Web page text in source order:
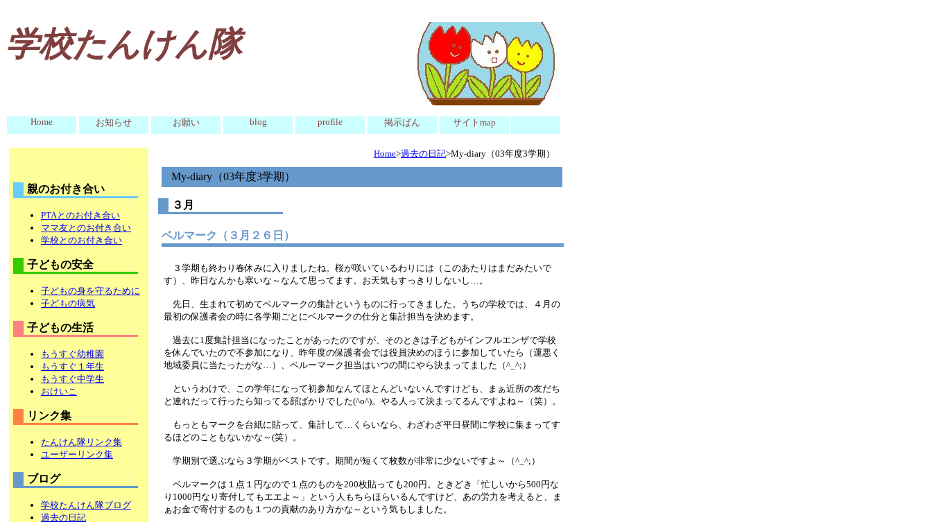
学校たんけん隊
Home お知らせ お願い blog profile 掲示ばん サイトmap
親のお付き合い
PTAとのお付き合い
ママ友とのお付き合い
学校とのお付き合い
子どもの安全
子どもの身を守るために
子どもの病気
子どもの生活
もうすぐ幼稚園
もうすぐ１年生
もうすぐ中学生
おけいこ
リンク集
たんけん隊リンク集
ユーザーリンク集
ブログ
学校たんけん隊ブログ
過去の日記
Home>過去の日記>My-diary（03年度3学期）
My-diary（03年度3学期）
３月
ベルマーク（３月２６日）
３学期も終わり春休みに入りましたね。桜が咲いているわりには（このあたりはまだみたいで
す）、昨日なんかも寒いな～なんて思ってます。お天気もすっきりしないし…。
先日、生まれて初めてベルマークの集計というものに行ってきました。うちの学校では、４月の
最初の保護者会の時に各学期ごとにベルマークの仕分と集計担当を決めます。
過去に1度集計担当になったことがあったのですが、そのときは子どもがインフルエンザで学校
を休んでいたので不参加になり、昨年度の保護者会では役員決めのほうに参加していたら（運悪く
地域委員に当たったがな…）、ベルーマーク担当はいつの間にやら決まってました（^_^;）
というわけで、この学年になって初参加なんてほとんどいないんですけども、まぁ近所の友だち
と連れだって行ったら知ってる顔ばかりでした(^o^)。やる人って決まってるんですよね～（笑）。
もっともマークを台紙に貼って、集計して…くらいなら、わざわざ平日昼間に学校に集まってす
るほどのこともないかな～(笑）。
学期別で選ぶなら３学期がベストです。期間が短くて枚数が非常に少ないですよ～（^_^;）
ベルマークは１点１円なので１点のものを200枚貼っても200円。ときどき「忙しいから500円な
り1000円なり寄付してもエエよ～」という人もちらほらいるんですけど、あの労力を考えると、ま
ぁお金で寄付するのも１つの貢献のあり方かな～という気もしました。